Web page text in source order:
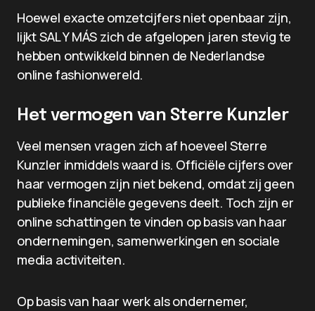
Hoewel exacte omzetcijfers niet openbaar zijn,
lijkt SAL Y MÁS zich de afgelopen jaren stevig te
hebben ontwikkeld binnen de Nederlandse
online fashionwereld.
Het vermogen van Sterre Kunzler
Veel mensen vragen zich af hoeveel Sterre
Kunzler inmiddels waard is. Officiële cijfers over
haar vermogen zijn niet bekend, omdat zij geen
publieke financiële gegevens deelt. Toch zijn er
online schattingen te vinden op basis van haar
ondernemingen, samenwerkingen en sociale
media activiteiten.
Op basis van haar werk als ondernemer,